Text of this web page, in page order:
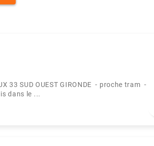
33 SUD OUEST GIRONDE - proche tram -
dans le ...